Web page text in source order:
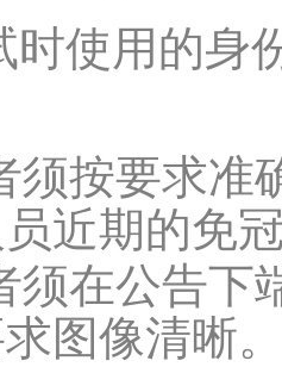
时使用的身
须按要求准
近期的免
须在公告下
求图像清晰